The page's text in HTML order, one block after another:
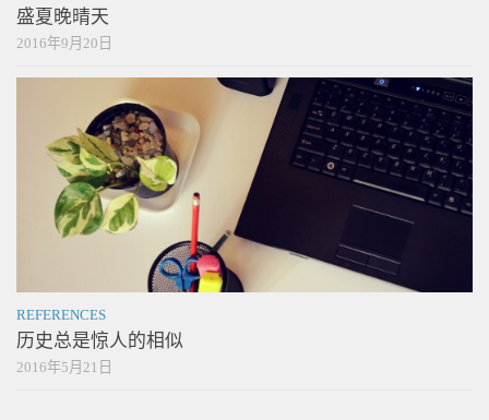
盛夏晚晴天
2016年9月20日
REFERENCES
历史总是惊人的相似
2016年5月21日